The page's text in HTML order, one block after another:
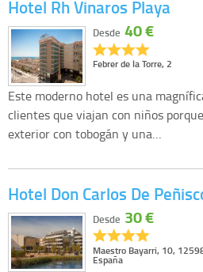
Hotel Rh Vinaros Playa
Febrer de la Torre, 2
Desde 40 €
Este moderno hotel es una
clientes que viajan con niños
exterior con tobogán y una…
Hotel Don Carlos De
Maestro Bayarri, 10,
España
Desde 30 €